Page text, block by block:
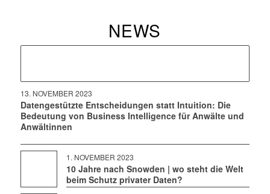
NEWS
13. NOVEMBER 2023
Datengestützte Entscheidungen statt Intuition: Die
Bedeutung von Business Intelligence für Anwälte und
Anwältinnen
1. NOVEMBER 2023
10 Jahre nach Snowden | wo steht die Welt
beim Schutz privater Daten?